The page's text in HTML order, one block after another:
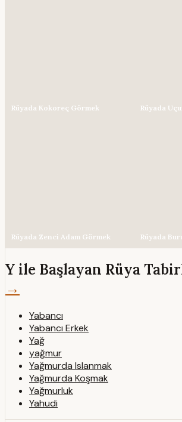
Rüyada Kokoreç Görmek Rüyada
Rüyada Zenci Adam Görmek Rüyada
Y ile Başlayan Rüya
→
Yabancı
Yabancı Erkek
Yağ
yağmur
Yağmurda Islanmak
Yağmurda Koşmak
Yağmurluk
Yahudi